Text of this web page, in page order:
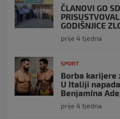
ČLANOVI GO
GODIŠNJICE
prije 4 tjedna
SPORT
Borba karijere
U Italiji
Benjamína
prije 4 tjedna